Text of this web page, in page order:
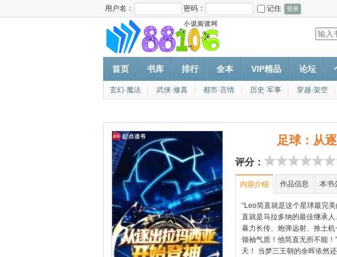
用户名： 密码： 记住
首页 书库 排行 全本 VIP精品 论坛
玄幻·魔法 武侠·修真 都市·言情 历史·军事 穿越·架空
足球：从
评分：
内容介绍 作品信息 本书
“Leo简直就是这个星球最完
直就是马拉多纳的最佳继承人
暴力长传、炮弹远射、推土
领袖气质！他简直无所不能！
天！ 当梦三王朝的余晖依然